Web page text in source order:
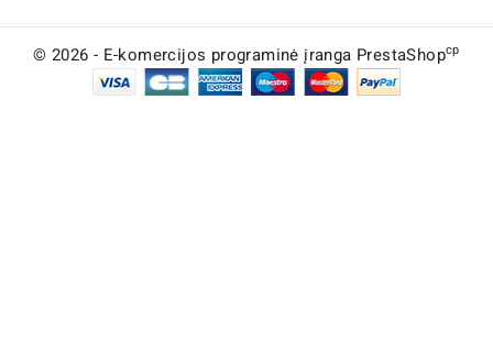
© 2026 - E-komercijos programinė įranga PrestaShopcp